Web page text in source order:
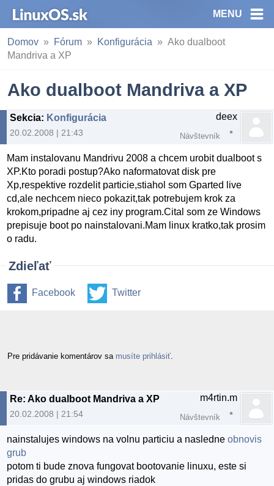
MENU
Domov Fórum Konfigurácia
Ako dualboot
Mandriva a XP
Ako dualboot Mandriva a XP
Sekcia: Konfigurácia
20.02.2008 | 21:43
deex
Návštevník
Mam instalovanu Mandrivu 2008 a chcem urobit dualboot s
XP.Kto poradi postup?Ako naformatovat disk pre
Xp,respektive rozdelit particie,stiahol som Gparted live
cd,ale nechcem nieco pokazit,tak potrebujem krok za
krokom,pripadne aj cez iny program.Cital som ze Windows
prepisuje boot po nainstalovani.Mam linux kratko,tak prosim
o radu.
Zdieľať
Facebook Twitter
Pre pridávanie komentárov sa musíte prihlásiť
Re: Ako dualboot Mandriva a XP
20.02.2008 | 21:54
m4rtin.m
Návštevník
nainstalujes windows na volnu particiu a nasledneobnovis
grub
potom ti bude znova fungovat bootovanie linuxu, este si
pridas do grubu aj windows riadok